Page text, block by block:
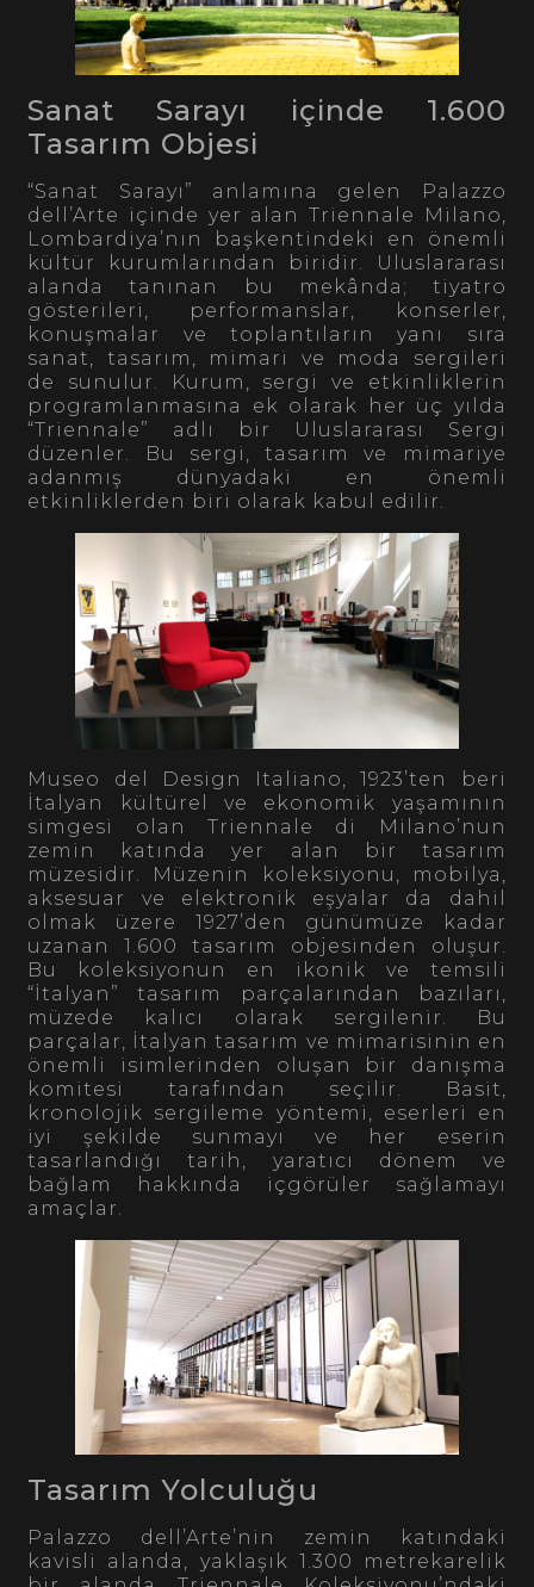
Sanat Sarayı içinde 1.600
Tasarım Objesi
“Sanat Sarayı” anlamına gelen Palazzo
dell’Arte içinde yer alan Triennale Milano,
Lombardiya’nın başkentindeki en önemli
kültür kurumlarından biridir. Uluslararası
alanda tanınan bu mekânda; tiyatro
gösterileri, performanslar, konserler,
konuşmalar ve toplantıların yanı sıra
sanat, tasarım, mimari ve moda sergileri
de sunulur. Kurum, sergi ve etkinliklerin
programlanmasına ek olarak her üç yılda
“Triennale” adlı bir Uluslararası Sergi
düzenler. Bu sergi, tasarım ve mimariye
adanmış dünyadaki en önemli
etkinliklerden biri olarak kabul edilir.
Museo del Design Italiano, 1923’ten beri
İtalyan kültürel ve ekonomik yaşamının
simgesi olan Triennale di Milano’nun
zemin katında yer alan bir tasarım
müzesidir. Müzenin koleksiyonu, mobilya,
aksesuar ve elektronik eşyalar da dahil
olmak üzere 1927’den günümüze kadar
uzanan 1.600 tasarım objesinden oluşur.
Bu koleksiyonun en ikonik ve temsili
“İtalyan” tasarım parçalarından bazıları,
müzede kalıcı olarak sergilenir. Bu
parçalar, İtalyan tasarım ve mimarisinin en
önemli isimlerinden oluşan bir danışma
komitesi tarafından seçilir. Basit,
kronolojik sergileme yöntemi, eserleri en
iyi şekilde sunmayı ve her eserin
tasarlandığı tarih, yaratıcı dönem ve
bağlam hakkında içgörüler sağlamayı
amaçlar.
Tasarım Yolculuğu
Palazzo dell’Arte’nin zemin katındaki
kavisli alanda, yaklaşık 1.300 metrekarelik